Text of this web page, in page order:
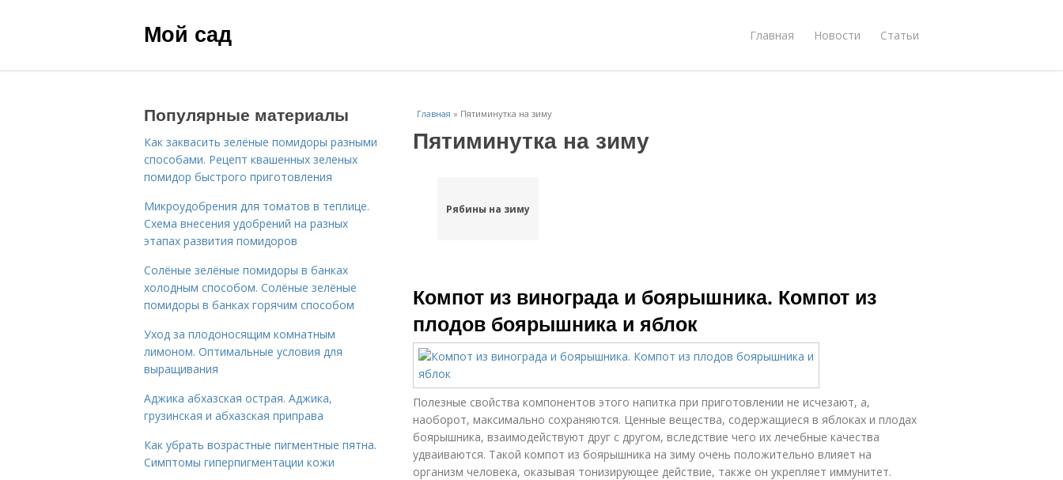
Мой сад Главная Новости Статьи
Главная » Пятиминутка на зиму
Пятиминутка на зиму
Рябины на зиму
Компот из винограда и боярышника. Компот из
плодов боярышника и яблок
Полезные свойства компонентов этого напитка при приготовлении не исчезают, а,
наоборот, максимально сохраняются. Ценные вещества, содержащиеся в яблоках и плодах
боярышника, взаимодействуют друг с другом, вследствие чего их лечебные качества
удваиваются. Такой компот из боярышника на зиму очень положительно влияет на
организм человека, оказывая тонизирующее действие, также он укрепляет иммунитет.
Популярные материалы
Как заквасить зелёные помидоры разными
способами. Рецепт квашенных зеленых
помидор быстрого приготовления
Микроудобрения для томатов в теплице.
Схема внесения удобрений на разных
этапах развития помидоров
Солёные зелёные помидоры в банках
холодным способом. Солёные зелёные
помидоры в банках горячим способом
Уход за плодоносящим комнатным
лимоном. Оптимальные условия для
выращивания
Аджика абхазская острая. Аджика,
грузинская и абхазская приправа
Как убрать возрастные пигментные пятна.
Симптомы гиперпигментации кожи